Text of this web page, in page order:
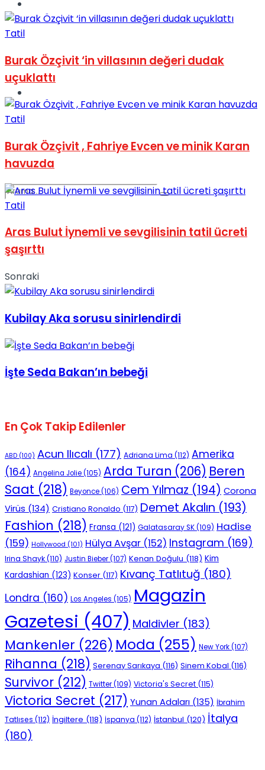
No Result
View All Result
Tatil
Burak Özçivit ‘in villasının değeri dudak
uçuklattı
Tatil
Burak Özçivit , Fahriye Evcen ve minik Karan
havuzda
Tatil
Aras Bulut İynemli ve sevgilisinin tatil ücreti
şaşırttı
Sonraki
Kubilay Aka sorusu sinirlendirdi
İşte Seda Bakan’ın bebeği
En Çok Takip Edilenler
ABD (100) Acun Ilıcalı (177) Adriana Lima (112) Amerika
(164) Angelina Jolie(105) Arda Turan (206) Beren
Saat (218) Beyonce(106) Cem Yılmaz (194) Corona
Virüs (134) Cristiano Ronaldo (117) Demet Akalın (193)
Fashion (218) Fransa (121) Galatasaray SK(109) Hadise
(159) Hollywood (101) Hülya Avşar (152) Instagram (169)
Irina Shayk(110) Justin Bieber(107) Kenan Doğulu (118) Kim
Kardashian (123) Konser (117) Kıvanç Tatlıtuğ(180)
Londra (160) Los Angeles (105) Magazin
Gazetesi (407) Maldivler(183)
Mankenler (226) Moda (255) New York(107)
Rihanna (218) Serenay Sarıkaya (116) Sinem Kobal (116)
Survivor (212) Twitter(109) Victoria's Secret (115)
Victoria Secret (217) Yunan Adaları (135) İbrahim
Tatlıses (112) İngiltere (118) İspanya (112) İstanbul (120) İtalya
(180)